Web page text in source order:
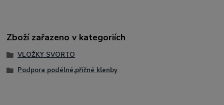
Zboží zařazeno v kategoriích
VLOŽKY SVORTO
Podpora podélné,příčné klenby